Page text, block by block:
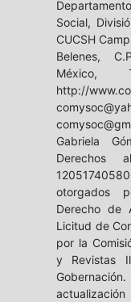
Social,
CUCSH
Belenes,
México,
http://
Gabriela
Derechos
otorgados
Derecho de
Licitud de
por la
y Revistas